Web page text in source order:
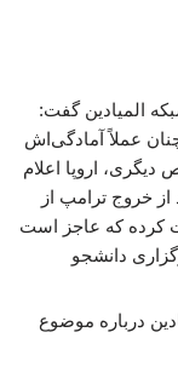
المیادین گفت:
عملاً آمادگی‌اش
دیگری، اروپا اعلام
از خروج ترامپ از
کرده که عاجز است
دانشجو